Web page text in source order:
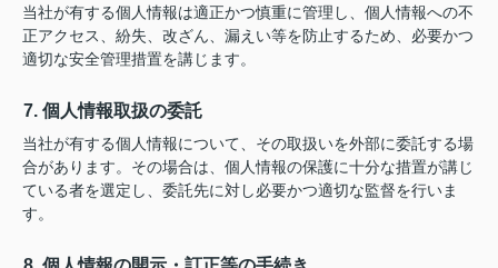
当社が有する個人情報は適正かつ慎重に管理し、個人情報への不
正アクセス、紛失、改ざん、漏えい等を防止するため、必要かつ
適切な安全管理措置を講じます。
7. 個人情報取扱の委託
当社が有する個人情報について、その取扱いを外部に委託する場
合があります。その場合は、個人情報の保護に十分な措置が講じ
ている者を選定し、委託先に対し必要かつ適切な監督を行いま
す。